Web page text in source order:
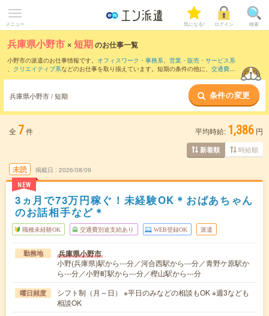
メニュー 気になる! ログイン 検索
兵庫県小野市 ×短期のお仕事一覧
小野市の派遣のお仕事情報です。 オフィスワーク・事務系、 営業・販売・サービス系
、 クリエイティブ系などのお仕事を取り揃えています。短期の条件の他に、 交通費別
兵庫県小野市 / 短期 条件の変更
全 7件 平均時給: 1,386 円
新着順 時給順
未読
NEW
掲載日 2026/08/09
3ヵ月で73万円稼ぐ！未経験OK＊おばあちゃん
のお話相手など＊
職種未経験OK 交通費別途支給あり WEB登録OK 派遣
勤務地 兵庫県小野市
小野(兵庫県)駅から---分／河合西駅から---分／青野ケ原駅か
ら---分／小野町駅から---分／樫山駅から---分
曜日頻度
シフト制（月～日） ※平日のみなどの相談もOK ※週3なども
相談OK